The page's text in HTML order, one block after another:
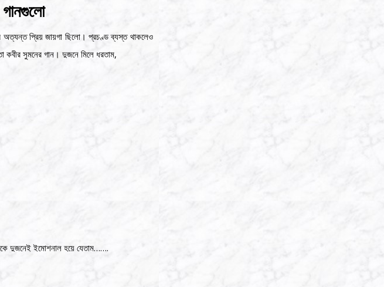
গানগুলো
অত্যন্ত প্রিয় জায়গা ছিলো। প্রচণ্ড ব্যস্ত থাকলেও
কবীর সুমনের গান। দুজনে মিলে ধরতাম,
দুজনেই ইমোশনাল হয়ে যেতাম…….